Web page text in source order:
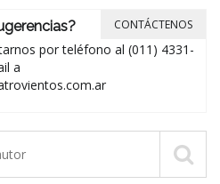
por teléfono al (011) 4331-
a
CONTÁCTENOS